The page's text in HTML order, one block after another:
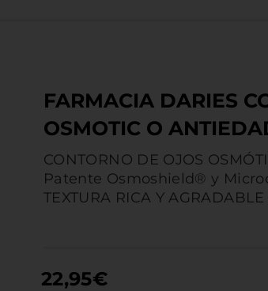
FARMACIA DARIES
OSMOTIC O
CONTORNO DE OJOS
Patente Osmoshield® y
TEXTURA RICA Y AGRADABLE
22,95€